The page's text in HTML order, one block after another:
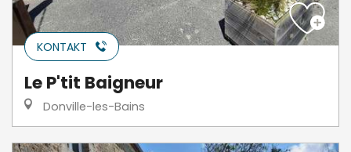
KONTAKT
Le P'tit Baigneur
Donville-les-Bains